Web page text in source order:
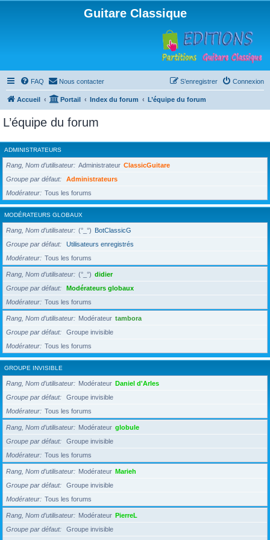
Guitare Classique
FAQ Nous contacter Connexion
S’enregistrer
Accueil Portail Index du forum L’équipe du forum
L’équipe du forum
ADMINISTRATEURS
Rang, Nom d’utilisateur Administrateur ClassicGuitare
Groupe par défaut
Administrateurs
Modérateur
Tous les forums
MODÉRATEURS GLOBAUX
Rang, Nom d’utilisateur (°_°) BotClassicG
Groupe par défaut
Utilisateurs enregistrés
Modérateur
Tous les forums
Rang, Nom d’utilisateur (°_°) didier
Groupe par défaut
Modérateurs globaux
Modérateur
Tous les forums
Rang, Nom d’utilisateur Modérateur tambora
Groupe par défaut
Groupe invisible
Modérateur
Tous les forums
GROUPE INVISIBLE
Rang, Nom d’utilisateur Modérateur Daniel d'Arles
Groupe par défaut
Groupe invisible
Modérateur
Tous les forums
Rang, Nom d’utilisateur Modérateur globule
Groupe par défaut
Groupe invisible
Modérateur
Tous les forums
Rang, Nom d’utilisateur Modérateur Marieh
Groupe par défaut
Groupe invisible
Modérateur
Tous les forums
Rang, Nom d’utilisateur Modérateur PierreL
Groupe par défaut
Groupe invisible